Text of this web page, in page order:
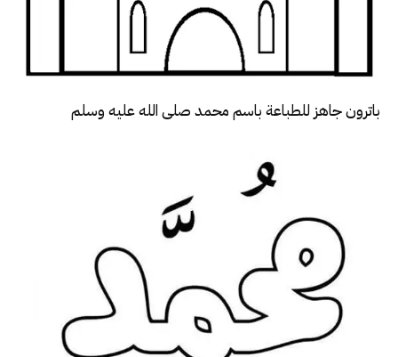
باترون جاهز للطباعة باسم محمد صلى الله عليه وسلم